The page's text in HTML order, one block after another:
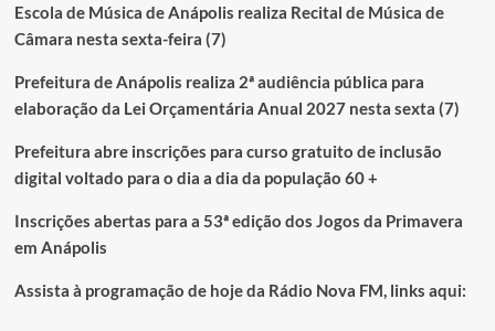
Escola de Música de Anápolis realiza Recital de Música de
Câmara nesta sexta-feira (7)
Prefeitura de Anápolis realiza 2ª audiência pública para
elaboração da Lei Orçamentária Anual 2027 nesta sexta (7)
Prefeitura abre inscrições para curso gratuito de inclusão
digital voltado para o dia a dia da população 60 +
Inscrições abertas para a 53ª edição dos Jogos da Primavera
em Anápolis
Assista à programação de hoje da Rádio Nova FM, links aqui: